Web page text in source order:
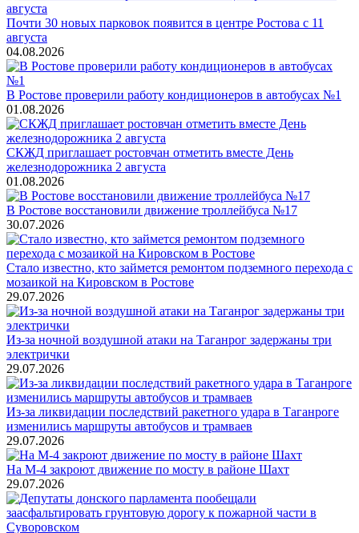
Почти 30 новых парковок появится в центре Ростова с 11
августа
04.08.2026
В Ростове проверили работу кондиционеров в автобусах №1
01.08.2026
СКЖД приглашает ростовчан отметить вместе День
железнодорожника 2 августа
01.08.2026
В Ростове восстановили движение троллейбуса №17
30.07.2026
Стало известно, кто займется ремонтом подземного перехода с
мозаикой на Кировском в Ростове
29.07.2026
Из-за ночной воздушной атаки на Таганрог задержаны три
электрички
29.07.2026
Из-за ликвидации последствий ракетного удара в Таганроге
изменились маршруты автобусов и трамваев
29.07.2026
На М-4 закроют движение по мосту в районе Шахт
29.07.2026